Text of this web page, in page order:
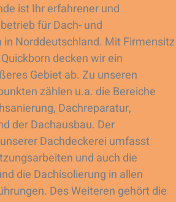
ist Ihr erfahrener und
für Dach- und
in Norddeutschland. Mit Firmensitz
decken wir ein
Gebiet ab. Zu unseren
zählen u.a. die Bereiche
Dachreparatur,
der Dachausbau. Der
Dachdeckerei umfasst
und auch die
die Dachisolierung in allen
Des Weiteren gehört die